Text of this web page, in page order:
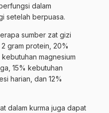
dalam
setelah berpuasa.
sumber zat gizi
gram protein, 20%
magnesium
15% kebutuhan
harian, dan 12%
dalam kurma juga dapat